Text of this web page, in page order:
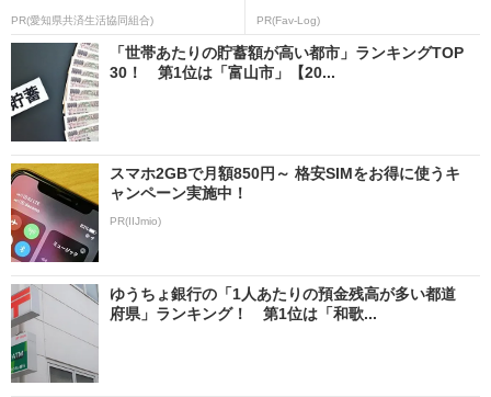
PR(愛知県共済生活協同組合) PR(Fav-Log)
「世帯あたりの貯蓄額が高い都市」ランキングTOP
30！ 第1位は「富山市」【20...
スマホ2GBで月額850円～ 格安SIMをお得に使うキ
ャンペーン実施中！
PR(IIJmio)
ゆうちょ銀行の「1人あたりの預金残高が多い都道
府県」ランキング！ 第1位は「和歌...